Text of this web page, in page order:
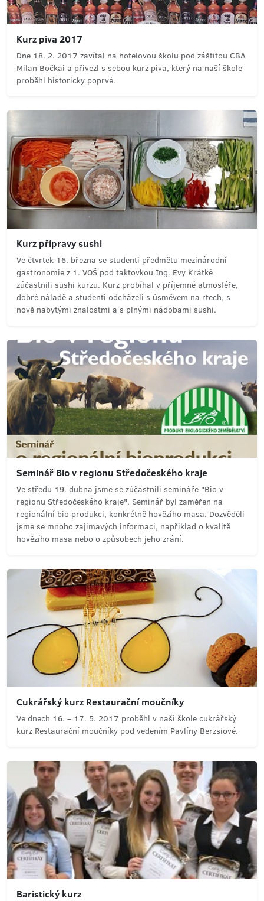
Kurz piva 2017
Dne 18. 2. 2017 zavítal na hotelovou školu pod záštitou CBA
Milan Bočkai a přivezl s sebou kurz piva, který na naší škole
proběhl historicky poprvé.
Kurz přípravy sushi
Ve čtvrtek 16. března se studenti předmětu mezinárodní
gastronomie z 1. VOŠ pod taktovkou Ing. Evy Krátké
zúčastnili sushi kurzu. Kurz probíhal v příjemné atmosféře,
dobré náladě a studenti odcházeli s úsměvem na rtech, s
nově nabytými znalostmi a s plnými nádobami sushi.
Seminář Bio v regionu Středočeského kraje
Ve středu 19. dubna jsme se zúčastnili semináře "Bio v
regionu Středočeského kraje". Seminář byl zaměřen na
regionální bio produkci, konkrétně hovězího masa. Dozvěděli
jsme se mnoho zajímavých informací, například o kvalitě
hovězího masa nebo o způsobech jeho zrání.
Cukrářský kurz Restaurační moučníky
Ve dnech 16. – 17. 5. 2017 proběhl v naší škole cukrářský
kurz Restaurační moučníky pod vedením Pavlíny Berzsiové.
Baristický kurz